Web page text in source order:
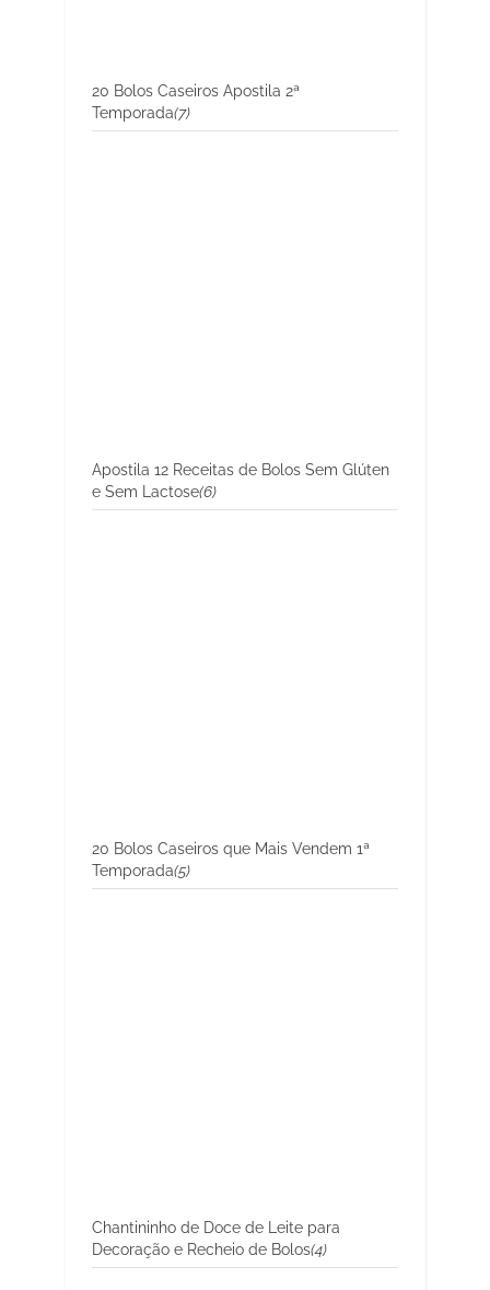
20 Bolos Caseiros Apostila 2ª
Temporada(7)
Apostila 12 Receitas de Bolos Sem Glúten
e Sem Lactose(6)
20 Bolos Caseiros que Mais Vendem 1ª
Temporada(5)
Chantininho de Doce de Leite para
Decoração e Recheio de Bolos(4)